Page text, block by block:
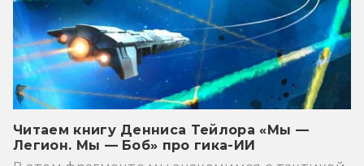
Читаем книгу Денниса Тейлора «Мы —
Легион. Мы — Боб» про гика-ИИ